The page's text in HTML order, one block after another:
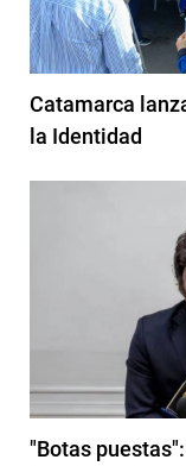
Catamarca
la Identidad
"Botas